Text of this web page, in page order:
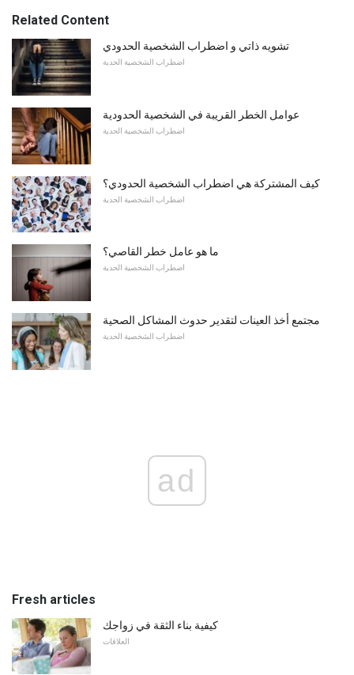
Related Content
تشويه ذاتي و اضطراب الشخصية الحدودي
اضطراب الشخصية الحدية
عوامل الخطر القريبة في الشخصية الحدودية
اضطراب الشخصية الحدية
كيف المشتركة هي اضطراب الشخصية الحدودي؟
اضطراب الشخصية الحدية
ما هو عامل خطر القاصي؟
اضطراب الشخصية الحدية
مجتمع أخذ العينات لتقدير حدوث المشاكل الصحية
اضطراب الشخصية الحدية
ad
Fresh articles
كيفية بناء الثقة في زواجك
العلاقات